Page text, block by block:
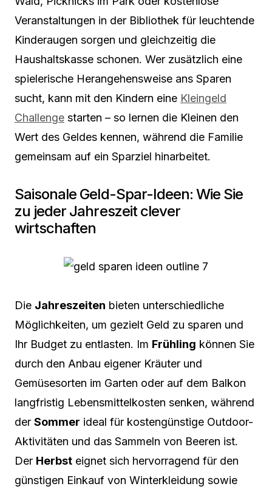
Veranstaltungen in der Bibliothek für leuchtende
Kinderaugen sorgen und gleichzeitig die
Haushaltskasse schonen. Wer zusätzlich eine
spielerische Herangehensweise ans Sparen
sucht, kann mit den Kindern eine Kleingeld
Challenge starten – so lernen die Kleinen den
Wert des Geldes kennen, während die Familie
gemeinsam auf ein Sparziel hinarbeitet.
Saisonale Geld-Spar-Ideen: Wie Sie
zu jeder Jahreszeit clever
wirtschaften
Die Jahreszeiten bieten unterschiedliche
Möglichkeiten, um gezielt Geld zu sparen und
Ihr Budget zu entlasten. Im Frühling können Sie
durch den Anbau eigener Kräuter und
Gemüsesorten im Garten oder auf dem Balkon
langfristig Lebensmittelkosten senken, während
der Sommer ideal für kostengünstige Outdoor-
Aktivitäten und das Sammeln von Beeren ist.
Der Herbst eignet sich hervorragend für den
günstigen Einkauf von Winterkleidung sowie